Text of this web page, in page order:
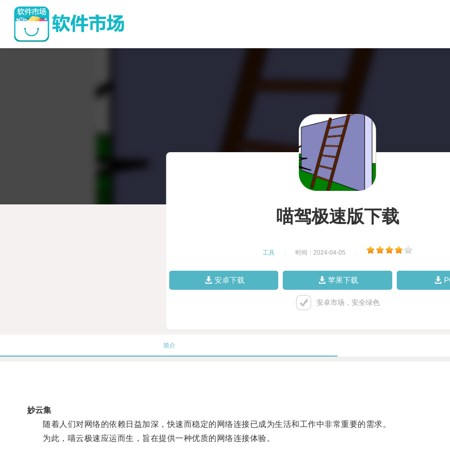
喵驾极速版下载
工具 时间：2024-04-05
安卓下载 苹果下载
安卓市场，安全绿色
简介
妙云集
随着人们对网络的依赖日益加深，快速而稳定的网络连接已成为生活和工作中非常重要的需求。
为此，喵云极速应运而生，旨在提供一种优质的网络连接体验。